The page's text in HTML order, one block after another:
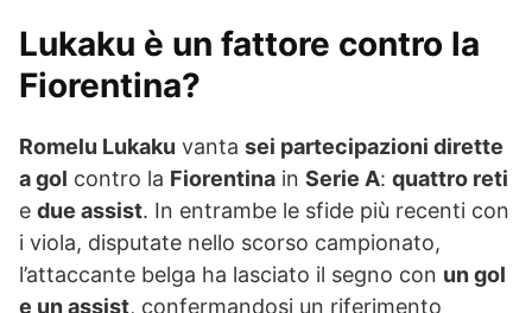
Lukaku è un fattore contro la
Fiorentina?
Romelu Lukaku vanta sei partecipazioni dirette
a gol contro la Fiorentina in Serie A: quattro reti
e due assist. In entrambe le sfide più recenti con
i viola, disputate nello scorso campionato,
l’attaccante belga ha lasciato il segno con un gol
e un assist, confermandosi un riferimento